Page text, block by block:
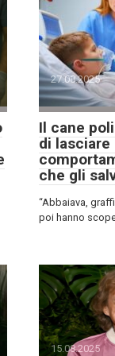
27.08.2025
Il cane
di lasciare
che gli
“Abbaiava,
poi hanno
15.08.2025